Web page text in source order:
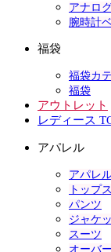
アナロ
腕時計
福袋
福袋カ
福袋
アウトレット
レディース
アパレル
アパレ
トップス
パンツ
ジャケ
スーツ
オーバ